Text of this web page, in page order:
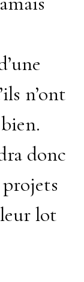
n’ont
donc
lot